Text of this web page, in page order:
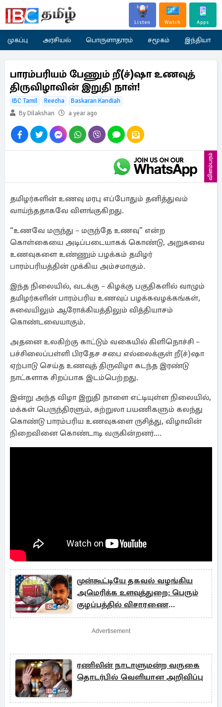
Listen Watch Apps
முகப்பு அரசியல் பொருளாதாரம் சமூகம் இந்தியா
பாரம்பரியம் பேணும் றீ(ச்)ஷா உணவுத்
திருவிழாவின் இறுதி நாள்!
IBC Tamil Reecha
Baskaran Kandiah
By Dilakshan
a year ago
விளம்பரம்
தமிழர்களின் உணவு மரபு எப்போதும் தனித்துவம்
வாய்ந்ததாகவே விளங்குகிறது.
“உணவே மருந்து – மருந்தே உணவு” என்ற
கொள்கையை அடிப்படையாகக் கொண்டு, அறுசுவை
உணவுகளை உண்ணும் பழக்கம் தமிழர்
பாரம்பரியத்தின் முக்கிய அம்சமாகும்.
இந்த நிலையில், வடக்கு – கிழக்கு பகுதிகளில் வாழும்
தமிழர்களின் பாரம்பரிய உணவுப் பழக்கவழக்கங்கள்,
சுவையிலும் ஆரோக்கியத்திலும் வித்தியாசம்
கொண்டவையாகும்.
அதனை உலகிற்கு காட்டும் வகையில் கிளிநொச்சி –
பச்சிலைப்பள்ளி பிரதேச சபை எல்லைக்குள் றீ(ச்)ஷா
ஏற்பாடு செய்த உணவுத் திருவிழா கடந்த இரண்டு
நாட்களாக சிறப்பாக இடம்பெற்றது.
இன்று அந்த விழா இறுதி நாளை எட்டியுள்ள நிலையில்,
மக்கள் பெருந்திரளும், சுற்றுலா பயணிகளும் கலந்து
கொண்டு பாரம்பரிய உணவுகளை ருசித்து, விழாவின்
நிறைவினை கொண்டாடி வருகின்றனர்....
முன்கூட்டியே தகவல் வழங்கிய
அமெரிக்க உளவுத்துறை: பெரும்
குழப்பத்தில் விசாரணை
அதிகாரிகள்!
Advertisement
ரணிலின் நாடாளுமன்ற வருகை
தொடர்பில் வெளியான அறிவிப்பு